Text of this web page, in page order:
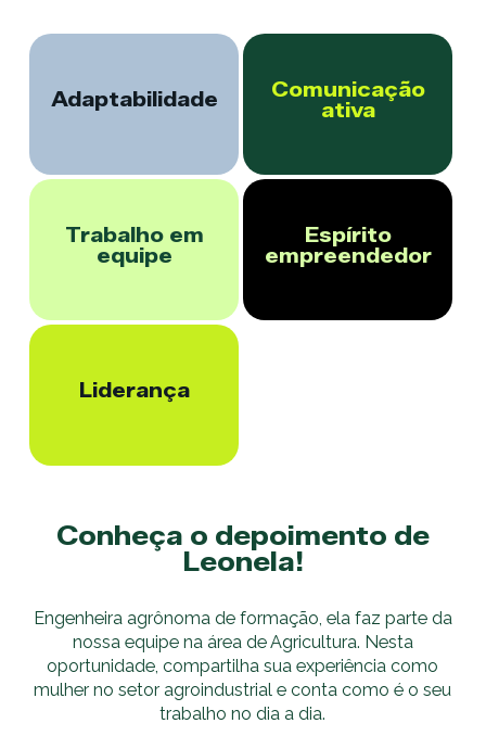
Adaptabilidade Comunicação
ativa
Trabalho em
equipe
Espírito
empreendedor
Liderança
Conheça o depoimento de
Leonela!
Engenheira agrônoma de formação, ela faz parte da
nossa equipe na área de Agricultura. Nesta
oportunidade, compartilha sua experiência como
mulher no setor agroindustrial e conta como é o seu
trabalho no dia a dia.